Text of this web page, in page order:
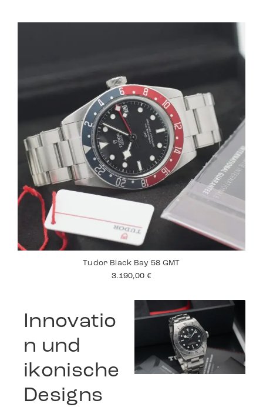
Tudor Black Bay 58 GMT
3.190,00 €
Innovatio
n und
ikonische
Designs